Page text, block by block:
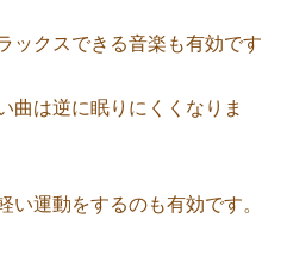
ックスできる音楽も有効です
曲は逆に眠りにくくなりま
い運動をするのも有効です。